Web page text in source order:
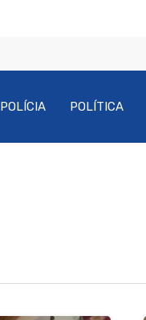
POLÍCIA POLÍTICA